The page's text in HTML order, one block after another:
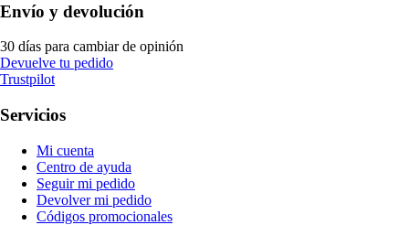
Envío y devolución
30 días para cambiar de opinión
Devuelve tu pedido
Trustpilot
Servicios
Mi cuenta
Centro de ayuda
Seguir mi pedido
Devolver mi pedido
Códigos promocionales